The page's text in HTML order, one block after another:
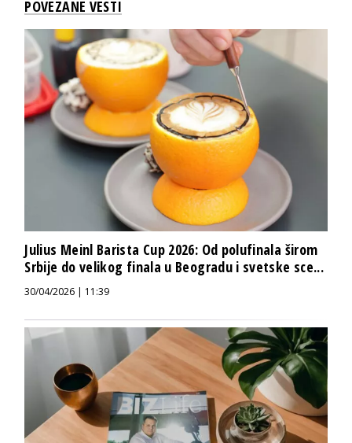
POVEZANE VESTI
Julius Meinl Barista Cup 2026: Od polufinala širom
Srbije do velikog finala u Beogradu i svetske sce...
30/04/2026 | 11:39